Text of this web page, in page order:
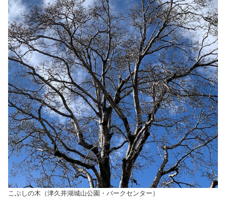
こぶしの木（津久井湖城山公園・パークセンター）